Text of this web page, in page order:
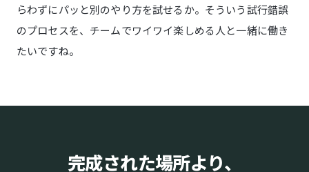
らわずにパッと別のやり方を試せるか。そういう試行錯誤
のプロセスを、チームでワイワイ楽しめる人と一緒に働き
たいですね。
完成された場所より、